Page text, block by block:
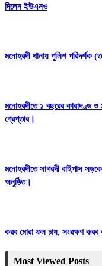
দিলেন ইউএনও
মনোহরদী থানায় পুলিশ পরিদর্শক
মনোহরদীতে ১ বছরের কারাদণ্ড
গ্রেপ্তার।
মনোহরদীতে সাগরদী বাইপাস
অনুষ্ঠিত।
করব মোরা ফল চাষ, সংরক্ষণ করব
Most Viewed Posts